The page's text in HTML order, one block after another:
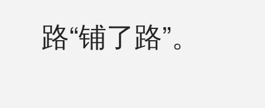
路“铺了路”。